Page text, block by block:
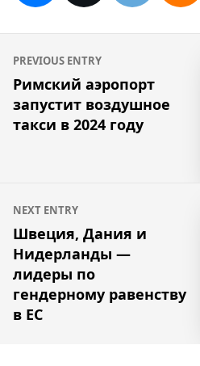
Навигация
по
записям
PREVIOUS ENTRY
Римский аэропорт
запустит воздушное
такси в 2024 году
NEXT ENTRY
Швеция, Дания и
Нидерланды —
лидеры по
гендерному равенству
в ЕС